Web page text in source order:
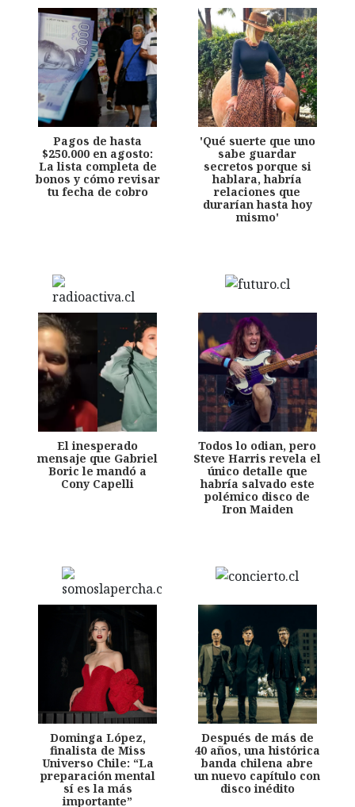
Pagos de hasta
$250.000 en agosto:
La lista completa de
bonos y cómo revisar
tu fecha de cobro
'Qué suerte que uno
sabe guardar
secretos porque si
hablara, habría
relaciones que
durarían hasta hoy
mismo'
El inesperado
mensaje que Gabriel
Boric le mandó a
Cony Capelli
Todos lo odian, pero
Steve Harris revela el
único detalle que
habría salvado este
polémico disco de
Iron Maiden
Dominga López,
finalista de Miss
Universo Chile: “La
preparación mental
sí es la más
importante”
Después de más de
40 años, una histórica
banda chilena abre
un nuevo capítulo con
disco inédito